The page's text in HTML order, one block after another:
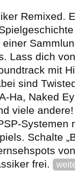
Remixed.
Lass dich
mit
sind
Ha, Naked
viele
Systemen
Schalte
frei.